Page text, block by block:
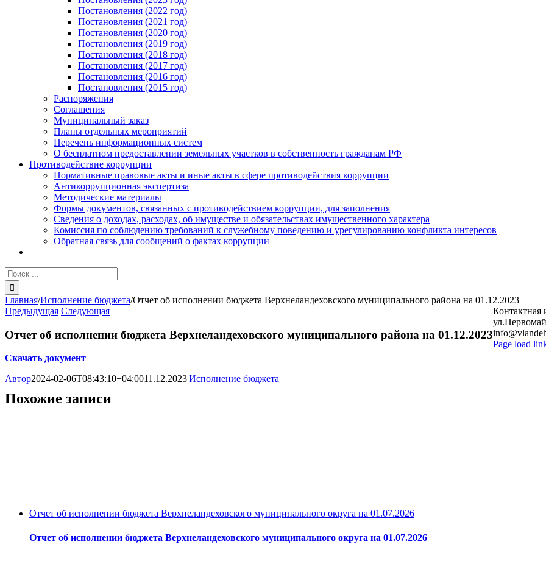
Постановления (2022 год)
Постановления (2021 год)
Постановления (2020 год)
Постановления (2019 год)
Постановления (2018 год)
Постановления (2017 год)
Постановления (2016 год)
Постановления (2015 год)
Распоряжения
Соглашения
Муниципальный заказ
Планы отдельных мероприятий
Перечень информационных систем
О бесплатном предоставлении земельных участков в собственность гражданам РФ
Противодействие коррупции
Нормативные правовые акты и иные акты в сфере противодействия коррупции
Антикоррупционная экспертиза
Методические материалы
Формы документов, связанных с противодействием коррупции, для заполнения
Сведения о доходах, расходах, об имуществе и обязательствах имущественного характера
Комиссия по соблюдению требований к служебному поведению и урегулированию конфликта интересов
Обратная связь для сообщений о фактах коррупции
Результат
поиска:
Главная/Исполнение бюджета/Отчет об исполнении бюджета Верхнеландеховского муниципального района на 01.12.2023
Предыдущая Следующая
Отчет об исполнении бюджета Верхнеландеховского муниципального района на 01.12.2023
Скачать документ
Автор2024-02-06T08:43:10+04:0011.12.2023|Исполнение бюджета|
Похожие записи
Отчет об исполнении бюджета Верхнеландеховского муниципального округа на 01.07.2026
Отчет об исполнении бюджета Верхнеландеховского муниципального округа на 01.07.2026
Page load